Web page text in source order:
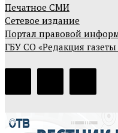
Печатное СМИ
Сетевое издание
Портал правовой
ГБУ СО «Редакция газеты